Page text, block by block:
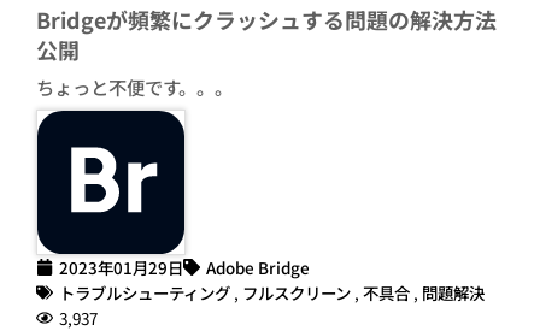
Bridgeが頻繁にクラッシュする問題の解決方法
公開
ちょっと不便です。。。
2023年01月29日
Adobe Bridge
トラブルシューティング , フルスクリーン , 不具合 , 問題解決
3,937